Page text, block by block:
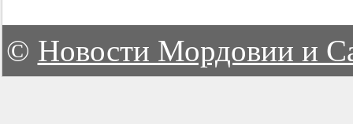
© Новости Мордовии и